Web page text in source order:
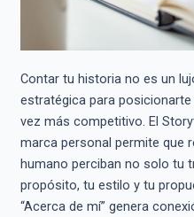
Contar tu historia no es un
estratégica para
vez más competitivo. El
marca personal permite que
humano perciban no solo tu
propósito, tu estilo y tu
“Acerca de mí” genera